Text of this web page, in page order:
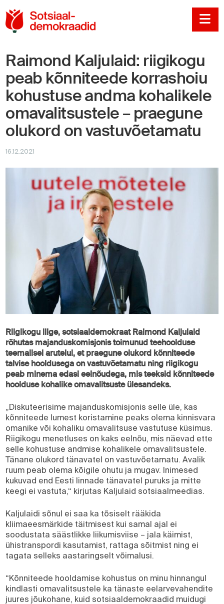
Raimond Kaljulaid: riigikogu
peab kõnniteede korrashoiu
kohustuse andma kohalikele
omavalitsustele – praegune
olukord on vastuvõetamatu
16.12.2021
Riigikogu liige, sotsiaaldemokraat Raimond Kaljulaid
rõhutas majanduskomisjonis toimunud teehoolduse
teemalisel arutelul, et praegune olukord kõnniteede
talvise hooldusega on vastuvõetamatu ning riigikogu
peab minema edasi eelnõudega, mis teeksid kõnniteede
hoolduse kohalike omavalitsuste ülesandeks.
„Diskuteerisime majanduskomisjonis selle üle, kas
kõnniteede lumest koristamine peaks olema kinnisvara
omanike või kohaliku omavalitsuse vastutuse küsimus.
Riigikogu menetluses on kaks eelnõu, mis näevad ette
selle kohustuse andmise kohalikele omavalitsustele.
Tänane olukord tänavatel on vastuvõetamatu. Avalik
ruum peab olema kõigile ohutu ja mugav. Inimesed
kukuvad end Eesti linnade tänavatel puruks ja mitte
keegi ei vastuta,“ kirjutas Kaljulaid sotsiaalmeedias.
Kaljulaidi sõnul ei saa ka tõsiselt rääkida
kliimaeesmärkide täitmisest kui samal ajal ei
soodustata säästlikke liikumisviise – jala käimist,
ühistranspordi kasutamist, rattaga sõitmist ning ei
tagata selleks aastaringselt võimalusi.
“Kõnniteede hooldamise kohustus on minu hinnangul
kindlasti omavalitsustele ka tänaste eelarvevahendite
juures jõukohane, kuid sotsiaaldemokraadid muidugi